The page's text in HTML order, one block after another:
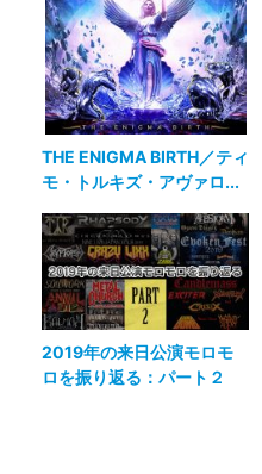
THE ENIGMA BIRTH／ティ
モ・トルキズ・アヴァロ...
2019年の来日公演モロモ
ロを振り返る：パート２